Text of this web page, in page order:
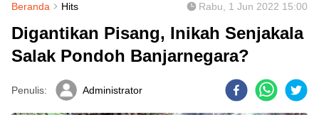
Beranda Hits Rabu, 1 Jun 2022 15:00
Digantikan Pisang, Inikah Senjakala
Salak Pondoh Banjarnegara?
Penulis: Administrator